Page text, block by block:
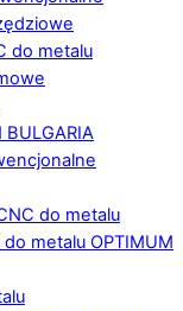
do metalu
do metalu
metalu OPTIMUM